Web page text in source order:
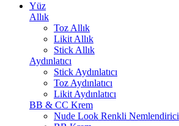
Yüz
Allık
Toz Allık
Likit Allık
Stick Allık
Aydınlatıcı
Stick Aydınlatıcı
Toz Aydınlatıcı
Likit Aydınlatıcı
BB & CC Krem
Nude Look Renkli Nemlendirici